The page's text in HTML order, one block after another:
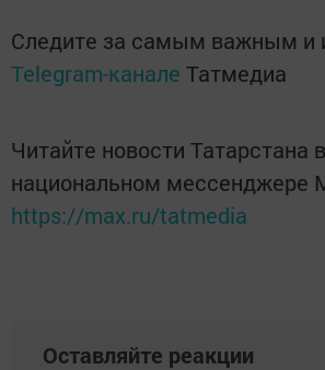
Следите за самым важным и
Telegram-канале Татмедиа
Читайте новости Татарстана в
национальном мессенджере
https://max.ru/tatmedia
Оставляйте реакции